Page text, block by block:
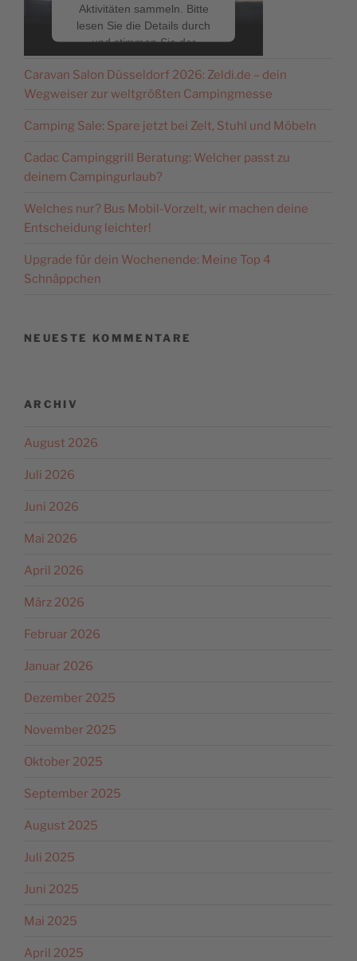
Aktivitäten sammeln. Bitte
lesen Sie die Details durch
und stimmen Sie der
Nutzung des Service zu, um
dieses Video anzusehen.
Mehr Informationen
Akzeptieren
Consent Management
Platform&eRecht24
NEUESTE BEITRÄGE
Caravan Salon Düsseldorf 2026: Zeldi.de – dein
Wegweiser zur weltgrößten Campingmesse
Camping Sale: Spare jetzt bei Zelt, Stuhl und Möbeln
Cadac Campinggrill Beratung: Welcher passt zu
deinem Campingurlaub?
Welches nur? Bus Mobil-Vorzelt, wir machen deine
Entscheidung leichter!
Upgrade für dein Wochenende: Meine Top 4
Schnäppchen
NEUESTE KOMMENTARE
ARCHIV
August 2026
Juli 2026
Juni 2026
Mai 2026
April 2026
März 2026
Februar 2026
Januar 2026
Dezember 2025
November 2025
Oktober 2025
September 2025
August 2025
Juli 2025
Juni 2025
Mai 2025
April 2025